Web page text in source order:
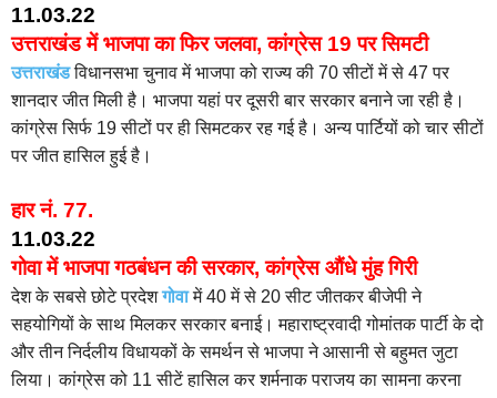
11.03.22
उत्तराखंड में भाजपा का फिर जलवा, कांग्रेस 19 पर सिमटी
उत्तराखंडविधानसभा चुनाव में भाजपा को राज्य की 70 सीटों में से 47 पर
शानदार जीत मिली है। भाजपा यहां पर दूसरी बार सरकार बनाने जा रही है।
कांग्रेस सिर्फ 19 सीटों पर ही सिमटकर रह गई है। अन्य पार्टियों को चार सीटों
पर जीत हासिल हुई है।
हार नं. 77.
11.03.22
गोवा में भाजपा गठबंधन की सरकार, कांग्रेस औंधे मुंह गिरी
देश के सबसे छोटे प्रदेशगोवामें 40 में से 20 सीट जीतकर बीजेपी ने
सहयोगियों के साथ मिलकर सरकार बनाई। महाराष्‍ट्रवादी गोमांतक पार्टी के दो
और तीन निर्दलीय विधायकों के समर्थन से भाजपा ने आसानी से बहुमत जुटा
लिया। कांग्रेस को 11 सीटें हासिल कर शर्मनाक पराजय का सामना करना